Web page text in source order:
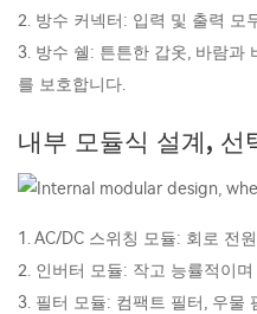
2. 방수 커넥터: 입력 및 출력 모
3. 방수 쉘: 튼튼한 갑옷, 바람과
를 보호합니다.
내부 모듈식 설계, 선
1. AC/DC 스위칭 모듈: 회로 전
2. 인버터 모듈: 작고 능률적이
3. 필터 모듈: 컴팩트 필터, 우물